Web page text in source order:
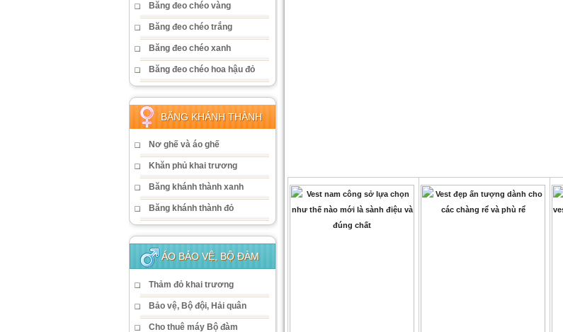
Băng đeo chéo vàng
Băng đeo chéo trắng
Băng đeo chéo xanh
Băng đeo chéo hoa hậu đỏ
BĂNG KHÁNH THÀNH
Nơ ghế và áo ghế
Khăn phủ khai trương
Băng khánh thành xanh
Băng khánh thành đỏ
ÁO BẢO VỆ, BỘ ĐÀM
Thảm đỏ khai trương
Bảo vệ, Bộ đội, Hải quân
Cho thuê máy Bộ đàm